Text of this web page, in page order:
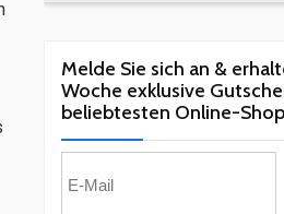
Melde Sie sich an &
Woche exklusive
beliebtesten Online-